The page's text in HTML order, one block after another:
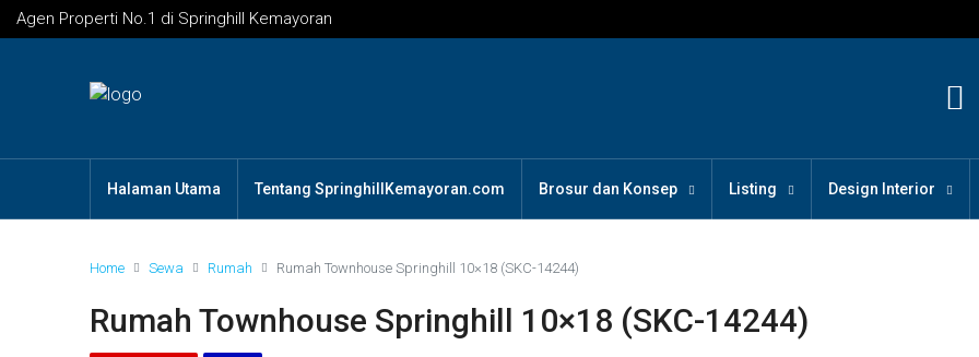
Agen Properti No.1 di Springhill Kemayoran
Halaman Utama Tentang SpringhillKemayoran.com Brosur dan Konsep Listing Design Interior
Home Sewa Rumah Rumah Townhouse Springhill 10×18 (SKC-14244)
Rumah Townhouse Springhill 10×18 (SKC-14244)